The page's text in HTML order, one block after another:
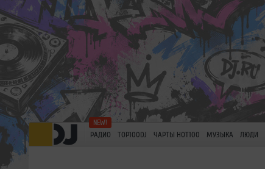
РАДИО TOP100DJ ЧАРТЫ HOT100 МУЗЫКА ЛЮДИ